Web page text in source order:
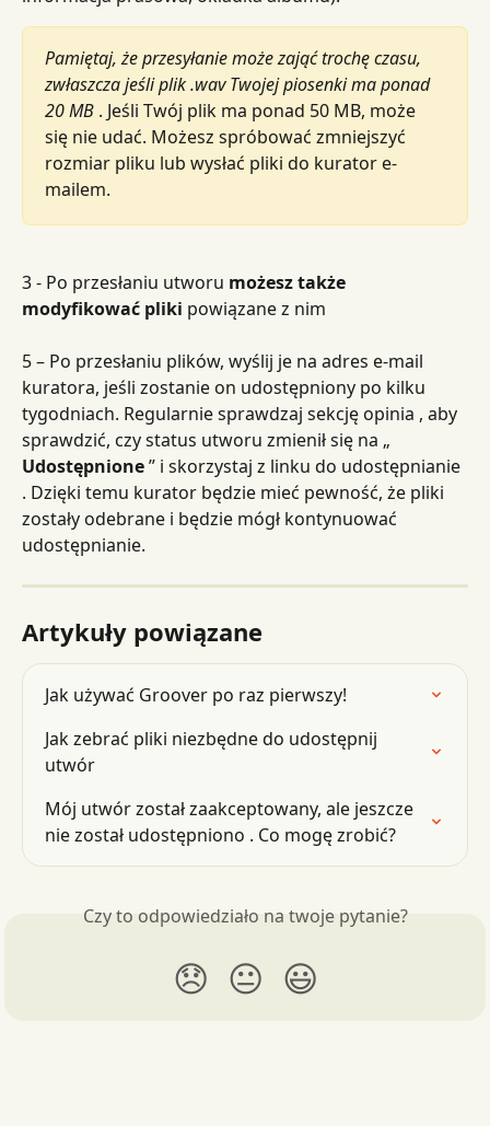
Pamiętaj, że przesyłanie może zająć trochę czasu,
zwłaszcza jeśli plik .wav Twojej piosenki ma ponad
20 MB . Jeśli Twój plik ma ponad 50 MB, może
się nie udać. Możesz spróbować zmniejszyć
rozmiar pliku lub wysłać pliki do kurator e-
mailem.
3 - Po przesłaniu utworu możesz także
modyfikować pliki powiązane z nim
5 – Po przesłaniu plików, wyślij je na adres e-mail
kuratora, jeśli zostanie on udostępniony po kilku
tygodniach. Regularnie sprawdzaj sekcję opinia , aby
sprawdzić, czy status utworu zmienił się na „
Udostępnione ” i skorzystaj z linku do udostępnianie
. Dzięki temu kurator będzie mieć pewność, że pliki
zostały odebrane i będzie mógł kontynuować
udostępnianie.
Artykuły powiązane
Jak używać Groover po raz pierwszy!
Jak zebrać pliki niezbędne do udostępnij
utwór
Mój utwór został zaakceptowany, ale jeszcze
nie został udostępniono . Co mogę zrobić?
Czy to odpowiedziało na twoje pytanie?
😞 😐 😃